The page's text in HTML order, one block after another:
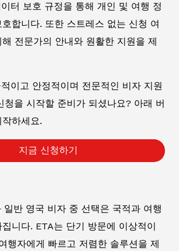
터 보호 규정을 통해 개인 및 여행 정
합니다. 또한 스트레스 없는 신청 여
전문가의 안내와 원활한 지원을 제
이고 안정적이며 전문적인 비자 지원
청을 시작할 준비가 되셨나요? 아래 버
하세요.
지금 신청하기
일반 영국 비자 중 선택은 국적과 여행
니다. ETA는 단기 방문에 이상적이
행자에게 빠르고 저렴한 솔루션을 제